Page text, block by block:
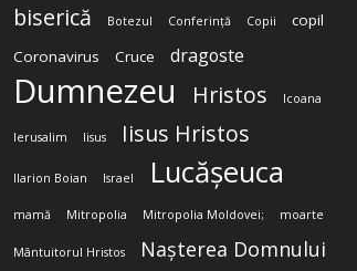
biserică Botezul Conferință Copii
copil
Coronavirus
Cruce dragoste
Dumnezeu Hristos Icoana
Ierusalim Iisus Iisus Hristos
Ilarion Boian Israel Lucășeuca
mamă Mitropolia Mitropolia Moldovei; moarte
Mântuitorul Hristos Nașterea Domnului